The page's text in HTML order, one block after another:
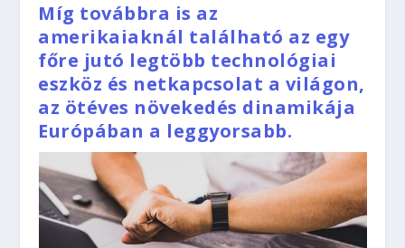
Míg továbbra is az
amerikaiaknál található az egy
főre jutó legtöbb technológiai
eszköz és netkapcsolat a világon,
az ötéves növekedés dinamikája
Európában a leggyorsabb.